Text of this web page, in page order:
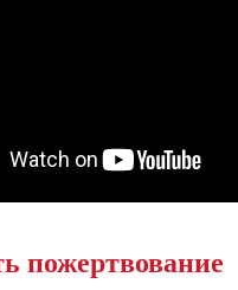
пожертвование